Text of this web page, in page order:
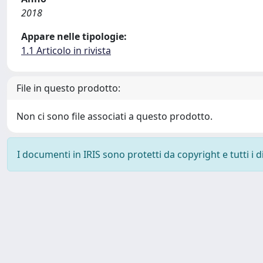
2018
Appare nelle tipologie:
1.1 Articolo in rivista
File in questo prodotto:
Non ci sono file associati a questo prodotto.
I documenti in IRIS sono protetti da copyright e tutti i